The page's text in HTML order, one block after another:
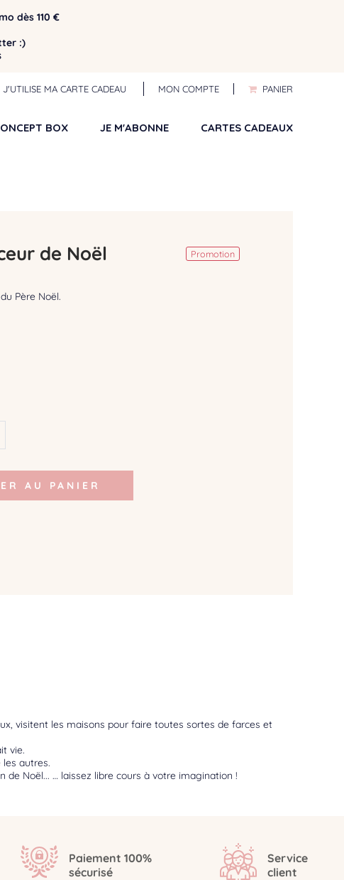
dès 110 €
:)
J'UTILISE MA CARTE CADEAU MON COMPTE PANIER
BOX JE M'ABONNE CARTES CADEAUX
Promotion
de Noël
Père Noël.
AU PANIER
visitent les maisons pour faire toutes sortes de farces et
vie.
autres.
de Noël... … laissez libre cours à votre imagination !
Paiement 100%
sécurisé
Service
client